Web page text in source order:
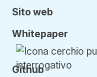
Sito web
Whitepaper
Github